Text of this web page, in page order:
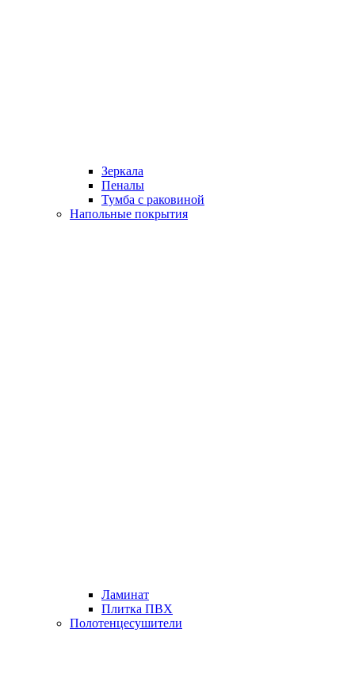
Зеркала
Пеналы
Тумба с раковиной
Напольные покрытия
Ламинат
Плитка ПВХ
Полотенцесушители